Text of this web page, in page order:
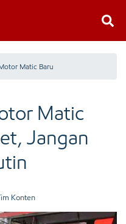
Matic Baru
Matic
Jangan
Konten